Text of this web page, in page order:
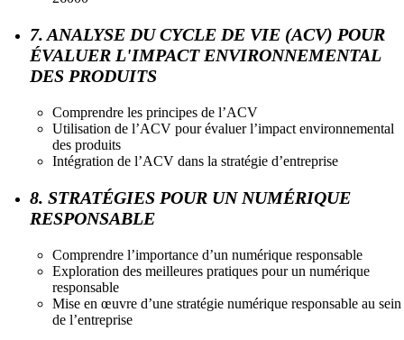
7. ANALYSE DU CYCLE DE VIE (ACV) POUR
ÉVALUER L'IMPACT ENVIRONNEMENTAL
DES PRODUITS
Comprendre les principes de l’ACV
Utilisation de l’ACV pour évaluer l’impact environnemental
des produits
Intégration de l’ACV dans la stratégie d’entreprise
8. STRATÉGIES POUR UN NUMÉRIQUE
RESPONSABLE
Comprendre l’importance d’un numérique responsable
Exploration des meilleures pratiques pour un numérique
responsable
Mise en œuvre d’une stratégie numérique responsable au sein
de l’entreprise